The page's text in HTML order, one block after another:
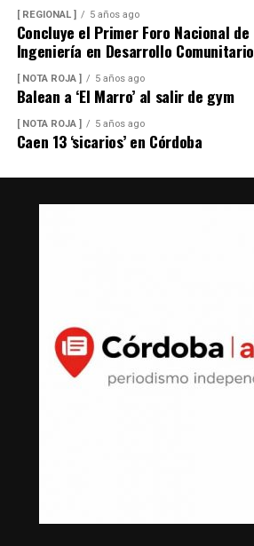
[ REGIONAL ] 5 años ago
Concluye el Primer Foro Nacional de
Ingeniería en Desarrollo Comunitario
[ NOTA ROJA ] 5 años ago
Balean a ‘El Marro’ al salir de gym
[ NOTA ROJA ] 5 años ago
Caen 13 ‘sicarios’ en Córdoba